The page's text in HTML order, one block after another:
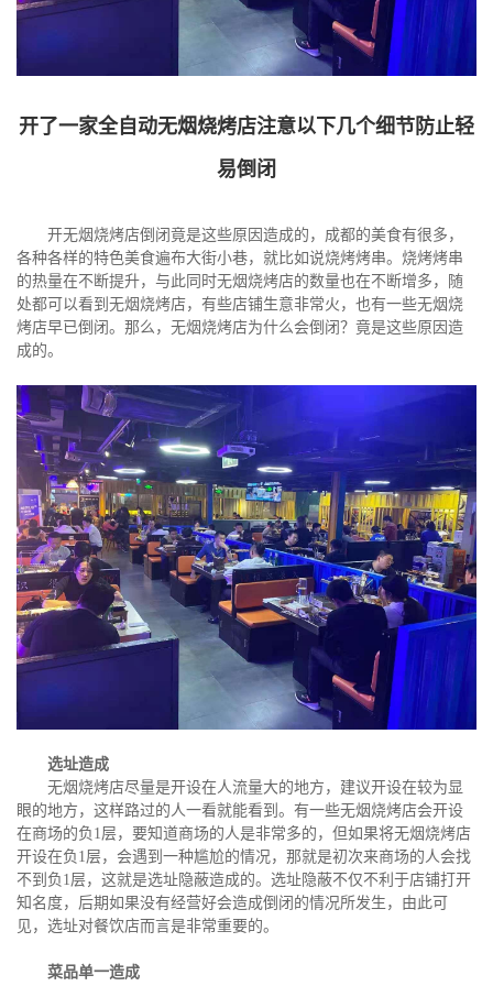
开了一家全自动无烟烧烤店注意以下几个细节防止轻
易倒闭
开无烟烧烤店倒闭竟是这些原因造成的，成都的美食有很多，
各种各样的特色美食遍布大街小巷，就比如说烧烤烤串。烧烤烤串
的热量在不断提升，与此同时无烟烧烤店的数量也在不断增多，随
处都可以看到无烟烧烤店，有些店铺生意非常火，也有一些无烟烧
烤店早已倒闭。那么，无烟烧烤店为什么会倒闭？竟是这些原因造
成的。
选址造成
无烟烧烤店尽量是开设在人流量大的地方，建议开设在较为显
眼的地方，这样路过的人一看就能看到。有一些无烟烧烤店会开设
在商场的负1层，要知道商场的人是非常多的，但如果将无烟烧烤店
开设在负1层，会遇到一种尴尬的情况，那就是初次来商场的人会找
不到负1层，这就是选址隐蔽造成的。选址隐蔽不仅不利于店铺打开
知名度，后期如果没有经营好会造成倒闭的情况所发生，由此可
见，选址对餐饮店而言是非常重要的。
菜品单一造成